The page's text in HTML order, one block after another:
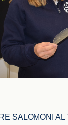
SALOMONI